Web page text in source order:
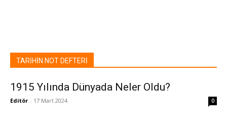
TARİHİN NOT DEFTERİ
1915 Yılında Dünyada Neler Oldu?
Editör - 17 Mart 2024 0